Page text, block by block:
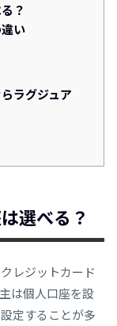
？
い
ラグジュア
選べる？
レジットカード
は個人口座を設
定することが多